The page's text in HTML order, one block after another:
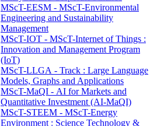
MScT-EESM - MScT-Environmental
Engineering and Sustainability
Management
MScT-IOT - MScT-Internet of Things :
Innovation and Management Program
(IoT)
MScT-LLGA - Track : Large Language
Models, Graphs and Applications
MScT-MaQI - AI for Markets and
Quantitative Investment (AI-MaQI)
MScT-STEEM - MScT-Energy
Environment : Science Technology &